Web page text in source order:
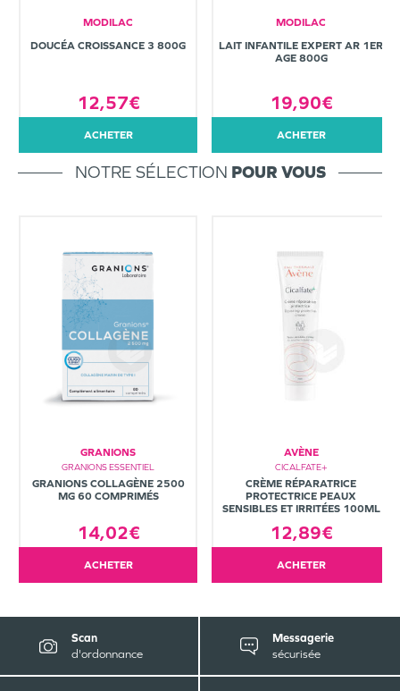
MODILAC
DOUCÉA CROISSANCE 3 800G
12,57€
ACHETER
MODILAC
LAIT INFANTILE EXPERT AR 1ER
AGE 800G
19,90€
ACHETER
NOTRE SÉLECTION POUR VOUS
GRANIONS
GRANIONS ESSENTIEL
GRANIONS COLLAGÈNE 2500
MG 60 COMPRIMÉS
14,02€
ACHETER
AVÈNE
CICALFATE+
CRÈME RÉPARATRICE
PROTECTRICE PEAUX
SENSIBLES ET IRRITÉES 100ML
12,89€
ACHETER
Scan
d'ordonnance
Messagerie
sécurisée